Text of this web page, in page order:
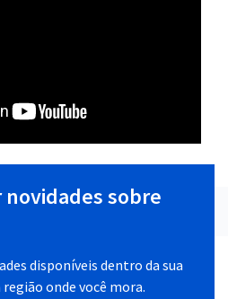
novidades sobre
disponíveis dentro da sua
onde você mora.